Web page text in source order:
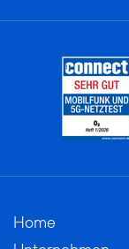
Home